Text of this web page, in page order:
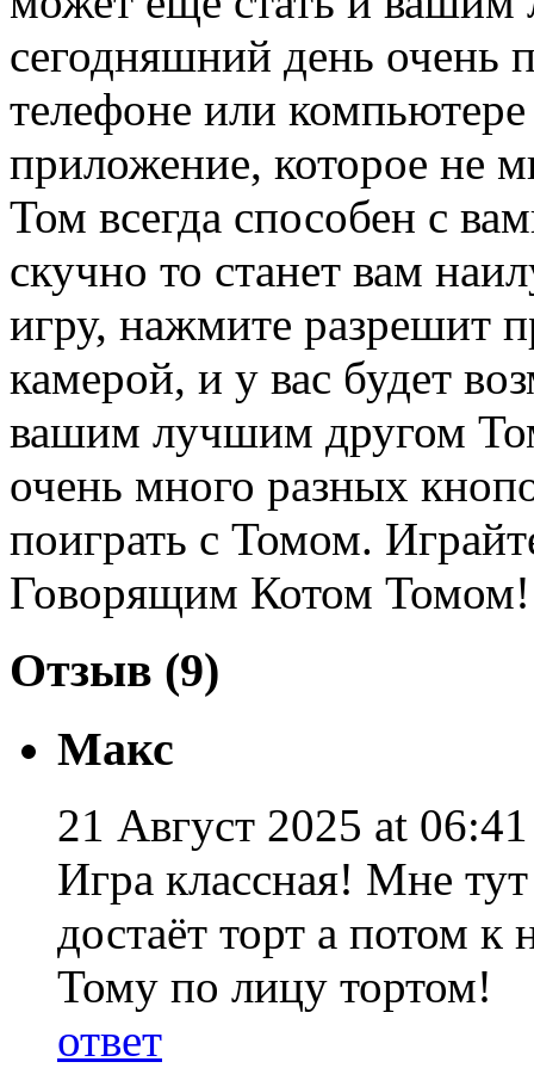
сегодняшний день очень
телефоне или компьютере
приложение, которое не
Том всегда способен с
скучно то станет вам
игру, нажмите разрешит
камерой, и у вас будет
вашим лучшим другом
очень много разных
поиграть с Томом.
Говорящим Котом Томом!
Отзыв (9)
Макс
21 Август 2025 at
Игра классная! Мне
достаёт торт а потом
Тому по лицу тортом!
ответ